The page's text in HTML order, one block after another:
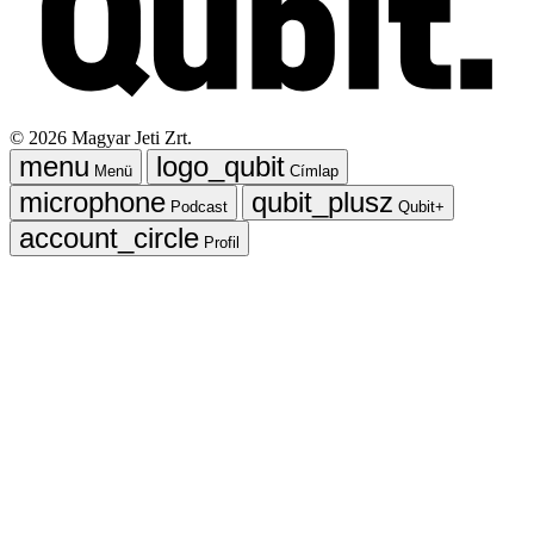
© 2026 Magyar Jeti Zrt.
Menü
Címlap
Podcast
Qubit+
Profil